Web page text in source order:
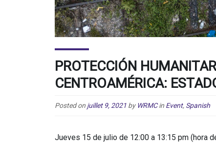
PROTECCIÓN
CENTROAMÉRICA:
Posted on juillet 9, 2021 by WRMC in Event, Spanish
Jueves 15 de julio de 12:00 a 13:15 pm (hora